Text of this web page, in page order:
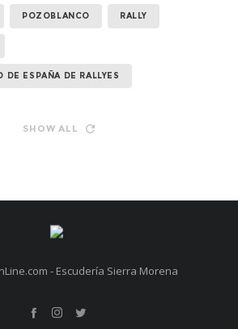
POZOBLANCO RALLY
DE ESPAÑA DE RALLYES
SHOW ALL
- Escudería Sierra Morena